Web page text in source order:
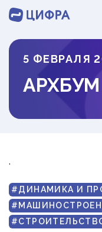
О
ЗАКАЗ
5 ФЕВРАЛЯ
АРХБУМ
.
#ДИНАМИКА И